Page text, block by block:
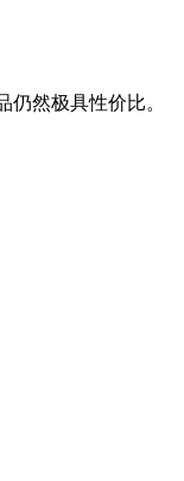
然极具性价比。